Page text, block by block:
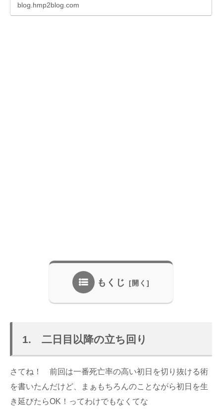
blog.hmp2blog.com
もくじ
1. 二日目以降の立ち回り
さてね！ 前回は一番死亡率の高い初日を切り抜ける術
を書いたんだけど、まぁもちろんのことながら初日を生
き延びたらOK！ってわけでもなくてな